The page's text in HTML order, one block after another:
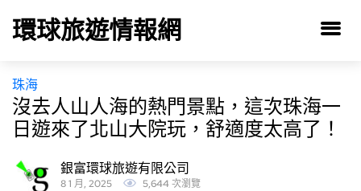
環球旅遊情報網
珠海
沒去人山人海的熱門景點，這次珠海一
日遊來了北山大院玩，舒適度太高了！
銀富環球旅遊有限公司
8 1 月, 2025 5,644 次瀏覽